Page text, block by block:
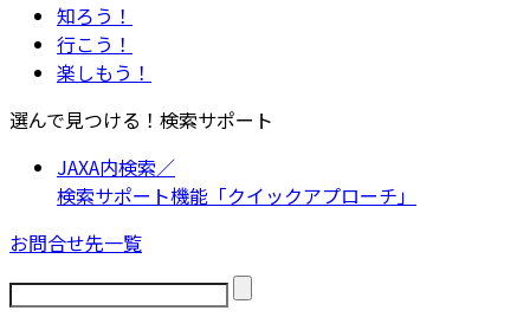
知ろう！
行こう！
楽しもう！
選んで見つける！検索サポート
JAXA内検索／
検索サポート機能「クイックアプローチ」
お問合せ先一覧